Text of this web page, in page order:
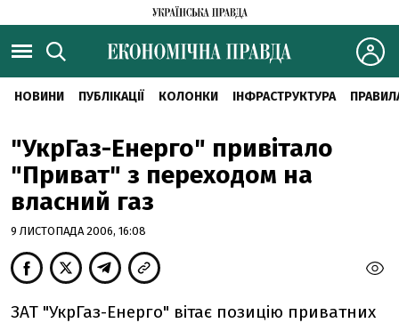
НОВИНИ ПУБЛІКАЦІЇ КОЛОНКИ ІНФРАСТРУКТУРА
"УкрГаз-Енерго" привітало
"Приват" з переходом на
власний газ
9 ЛИСТОПАДА 2006, 16:08
ЗАТ "УкрГаз-Енерго" вітає позицію приватних